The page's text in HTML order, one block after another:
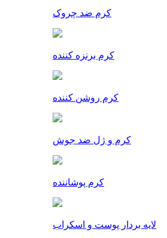
کرم ضد چروک
کرم برنزه کننده
کرم روشن کننده
کرم و ژل ضد جوش
کرم پوشاننده
لایه بردار پوست و اسکراب